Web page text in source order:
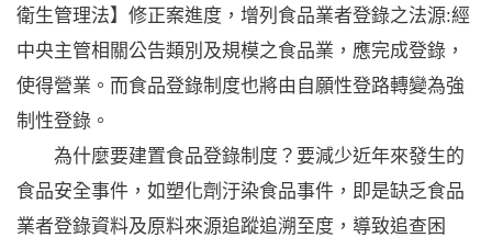
衛生管理法】修正案進度，增列食品業者登錄之法源:經
中央主管相關公告類別及規模之食品業，應完成登錄，
使得營業。而食品登錄制度也將由自願性登路轉變為強
制性登錄。
為什麼要建置食品登錄制度？要減少近年來發生的
食品安全事件，如塑化劑汙染食品事件，即是缺乏食品
業者登錄資料及原料來源追蹤追溯至度，導致追查困